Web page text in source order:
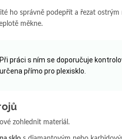
ho správně podepřít a řezat
měkne.
Při práci s ním se doporučuje
určena přímo pro plexisklo.
zohlednit materiál.